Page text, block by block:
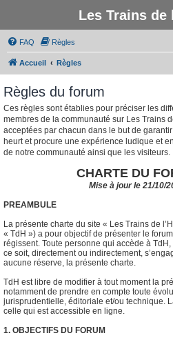
Les Trains
FAQ Règles
Accueil Règles
Règles du forum
Ces règles sont établies pour préciser les
membres de la communauté sur Les Trains
acceptées par chacun dans le but de
heurt et procure une expérience ludique et
de notre communauté ainsi que les visiteurs.
CHARTE DU
Mise à jour le 21/10/
PREAMBULE
La présente charte du site « Les Trains de
« TdH ») a pour objectif de présenter le
régissent. Toute personne qui accède à
ce soit, directement ou indirectement,
aucune réserve, la présente charte.
TdH est libre de modifier à tout moment la
notamment de prendre en compte toute
jurisprudentielle, éditoriale et/ou technique.
celle qui est accessible en ligne.
1. OBJECTIFS DU FORUM